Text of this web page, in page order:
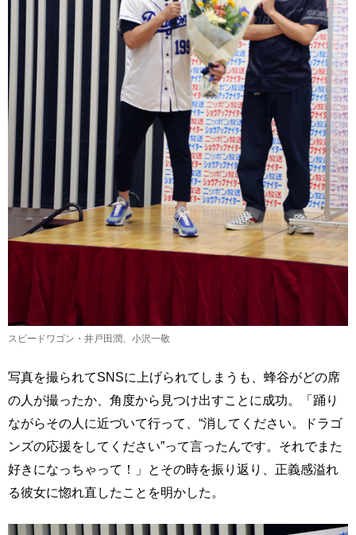
スピードワゴン・井戸田潤、小沢一敬
写真を撮られてSNSに上げられてしまうも、蜂谷がどの席
の人が撮ったか、角度から見つけ出すことに成功。「踊り
ながらその人に近づいて行って、“消してください。ドラゴ
ンズの応援をしてください”って言ったんです。それでまた
好きになっちゃって！」とその時を振り返り、正義感溢れ
る彼女に惚れ直したことを明かした。